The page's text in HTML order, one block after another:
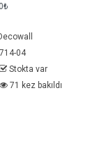
714-04
Stokta var
71 kez bakıldı